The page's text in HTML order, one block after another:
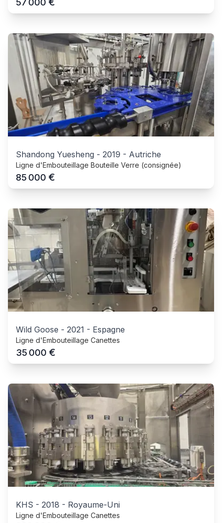
57 000
Shandong Yuesheng - 2019 - Autriche
Ligne d'Embouteillage Bouteille Verre (consignée)
85 000 €
Wild Goose - 2021 - Espagne
Ligne d'Embouteillage Canettes
35 000 €
KHS - 2018 - Royaume-Uni
Ligne d'Embouteillage Canettes